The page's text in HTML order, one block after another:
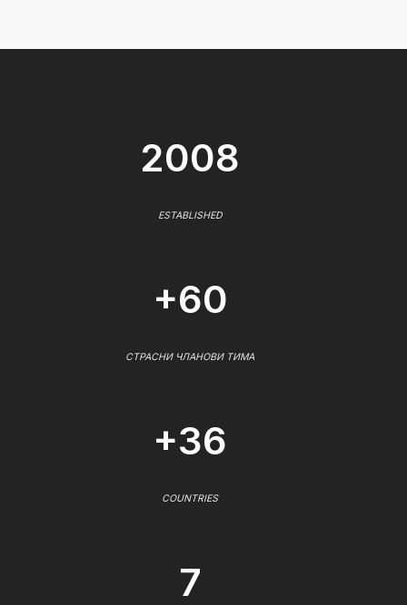
2008
ESTABLISHED
+60
СТРАСНИ ЧЛАНОВИ ТИМА
+36
COUNTRIES
7